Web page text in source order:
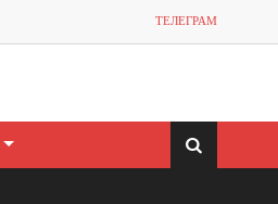
ТЕЛЕГРАМ